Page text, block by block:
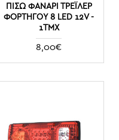
ΠΊΣΩ ΦΑΝΆΡΙ ΤΡΈΙΛΕΡ
ΦΟΡΤΗΓΟΎ 8 LED 12V -
1ΤΜΧ
8,00€